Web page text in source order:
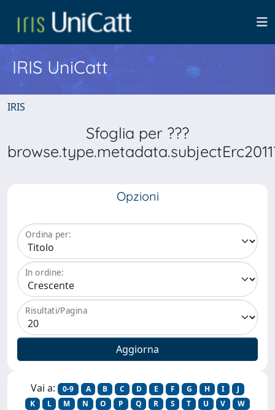
IRIS UniCatt
IRIS
Sfoglia per ???
Opzioni
Ordina per:
In ordine:
Risultati/Pagina
Vai a: 0-9 A B C D E F G H I
J
K
L M N O P Q R S T U V
W